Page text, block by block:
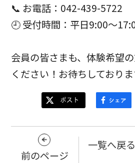
📞 お電話：042-439-5722
🕘 受付時間：平日9:00～
会員の皆さまも、体験希望
ください！お待ちしており
前のページ
一覧へ戻る